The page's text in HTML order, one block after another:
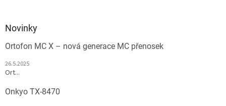
Novinky
Ortofon MC X – nová generace MC přenosek
26.5.2025
Ort...
Onkyo TX-8470